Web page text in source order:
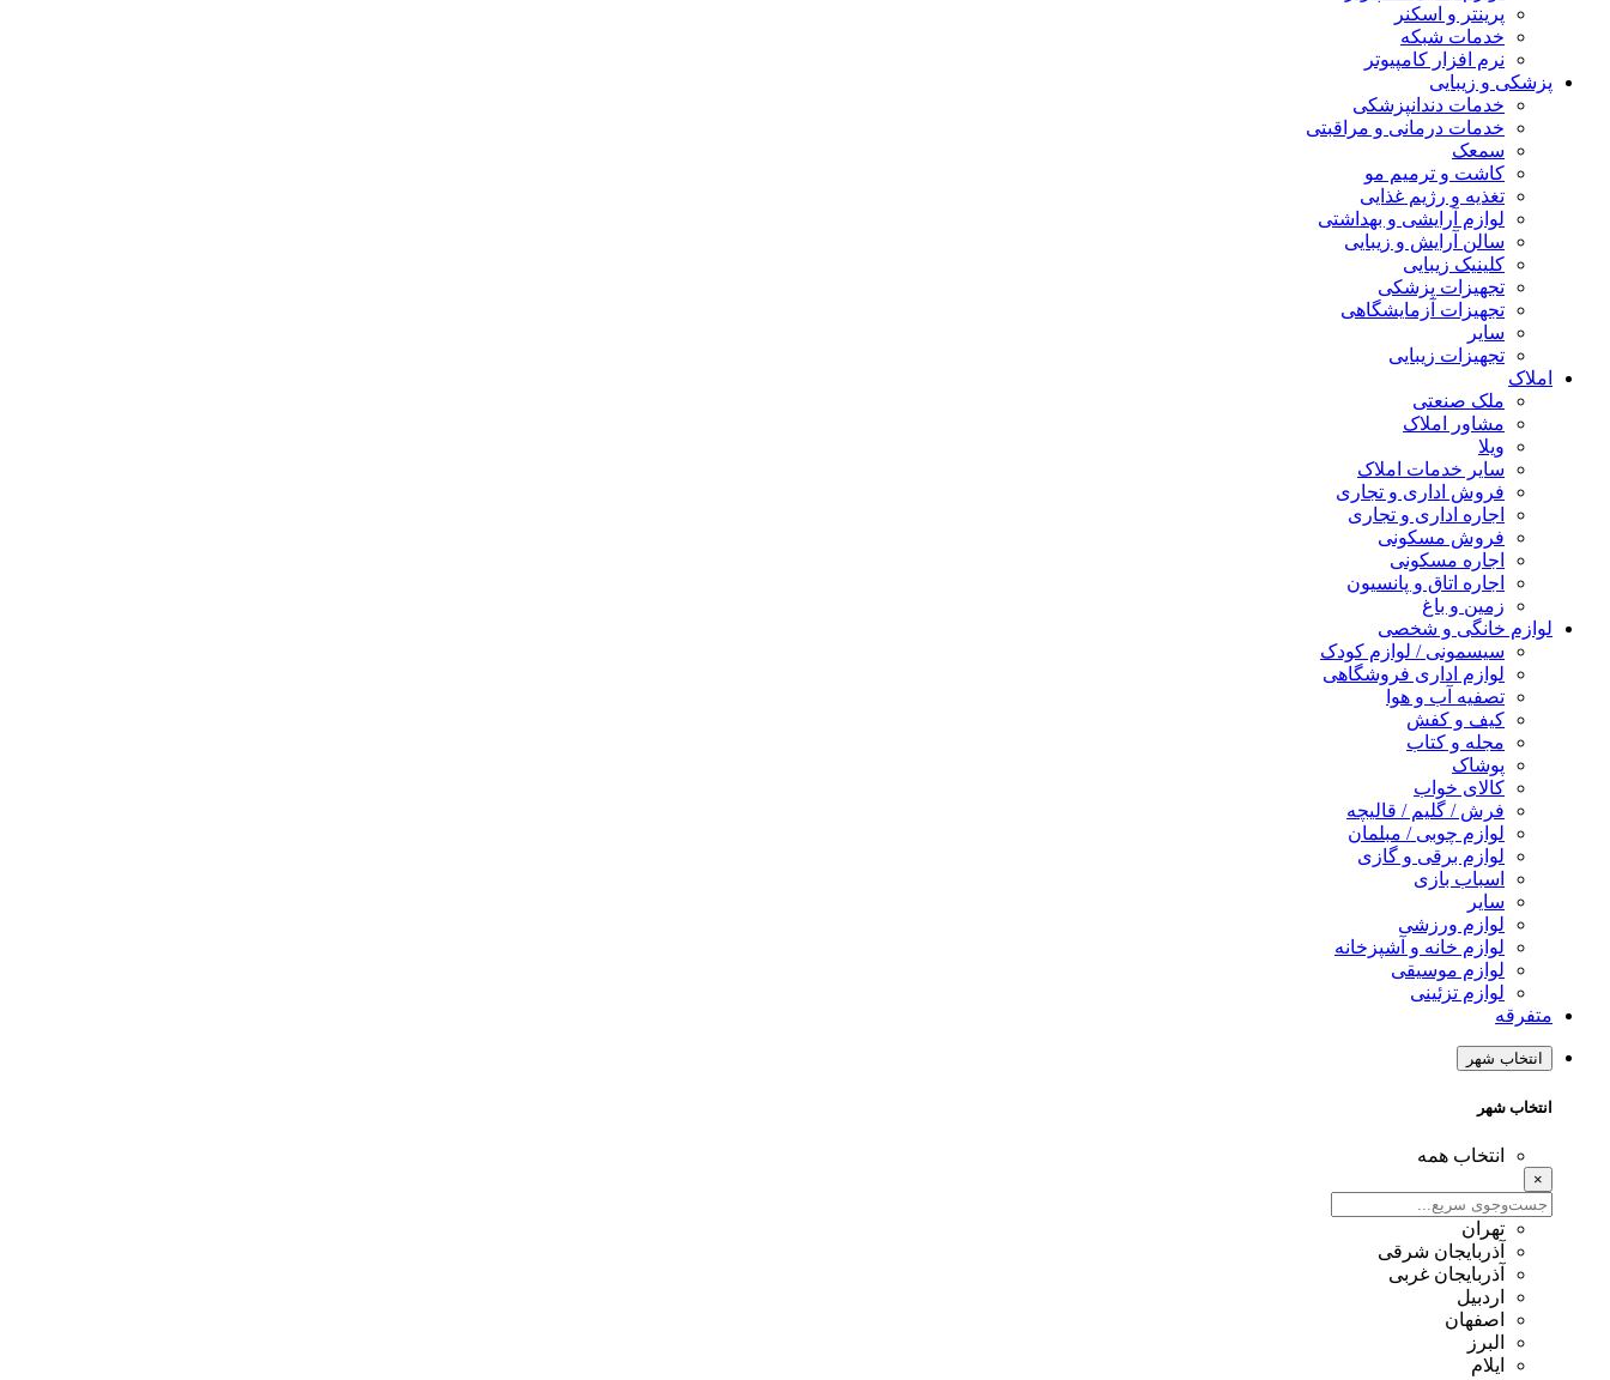
پرینتر و اسکنر
خدمات شبکه
نرم افزار کامپیوتر
پزشکی و زیبایی
خدمات دندانپزشکی
خدمات درمانی و مراقبتی
سمعک
کاشت و ترمیم مو
تغذیه و رژیم غذایی
لوازم آرایشی و بهداشتی
سالن آرایش و زیبایی
کلینیک زیبایی
تجهیزات پزشکی
تجهیزات آزمایشگاهی
سایر
تجهیزات زیبایی
املاک
ملک صنعتی
مشاور املاک
ویلا
سایر خدمات املاک
فروش اداری و تجاری
اجاره اداری و تجاری
فروش مسکونی
اجاره مسکونی
اجاره اتاق و پانسیون
زمین و باغ
لوازم خانگی و شخصی
سیسمونی / لوازم کودک
لوازم اداری فروشگاهی
تصفیه آب و هوا
کیف و کفش
مجله و کتاب
پوشاک
کالای خواب
فرش / گلیم / قالیچه
لوازم چوبی / مبلمان
لوازم برقی و گازی
اسباب بازی
سایر
لوازم ورزشی
لوازم خانه و آشپزخانه
لوازم موسیقی
لوازم تزئینی
متفرقه
انتخاب شهر
انتخاب شهر
انتخاب همه
×
تهران
آذربایجان شرقی
آذربایجان غربی
اردبیل
اصفهان
البرز
ایلام